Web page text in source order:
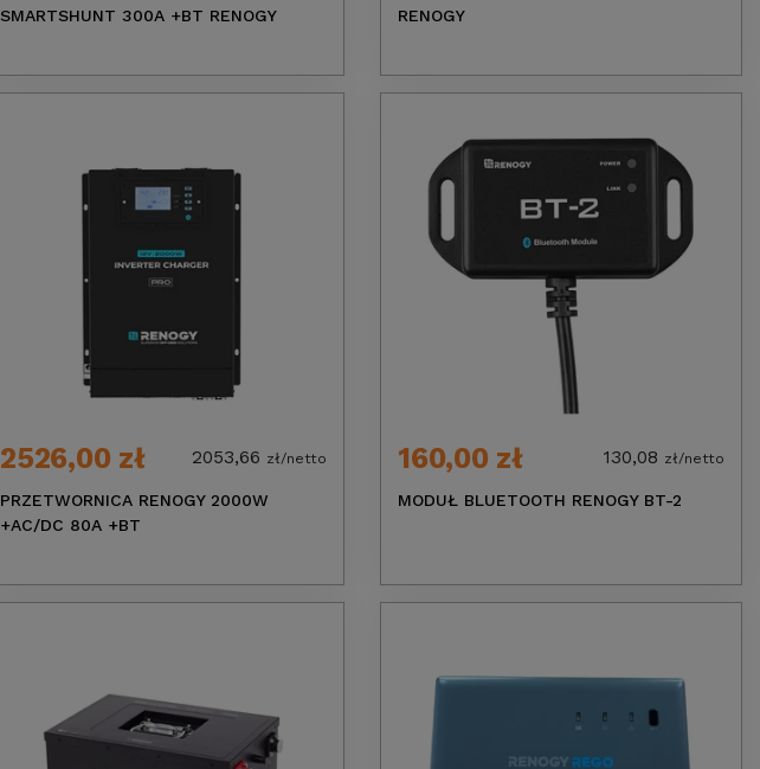
SMARTSHUNT 300A +BT RENOGY
RENOGY
2526,00 zł 2053,66 zł/netto
PRZETWORNICA RENOGY 2000W
+AC/DC 80A +BT
160,00 zł 130,08 zł/netto
MODUŁ BLUETOOTH RENOGY BT-2